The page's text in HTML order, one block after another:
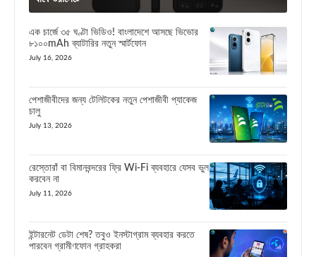
এক চার্জে ৩৫ ঘণ্টা ভিডিও! বাংলাদেশে আসছে ভিভোর
৮১০০mAh ব্যাটারির নতুন স্মার্টফোন
July 16, 2026
পেশাজীবীদের জন্য টেলিটকের নতুন পেশাজীবী প্যাকেজ
চালু
July 13, 2026
রেস্তোরাঁ বা বিমানবন্দরের ফ্রি Wi-Fi ব্যবহারে যেসব ভুল
করবেন না
July 11, 2026
ইন্টারনেট ডেটা শেষ? তবুও ইনস্টাগ্রাম ব্যবহার করতে
পারবেন গ্রামীণফোন গ্রাহকরা